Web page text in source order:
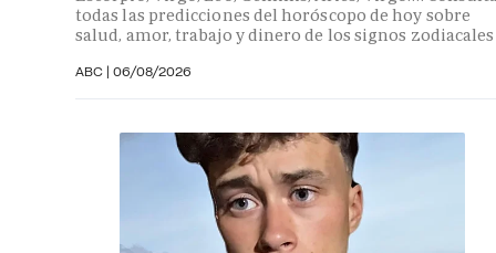
todas las predicciones del horóscopo de hoy sobre
salud, amor, trabajo y dinero de los signos zodiacales
ABC | 06/08/2026